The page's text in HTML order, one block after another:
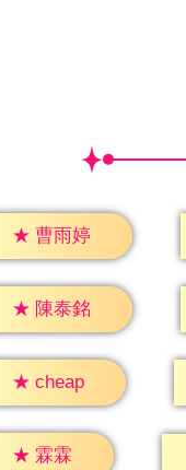
★ 曹雨婷
★ 陳泰銘
★ cheap
★ 霖霖